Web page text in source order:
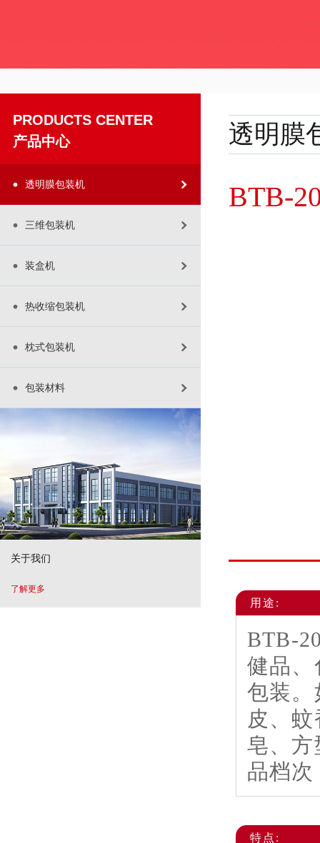
PRODUCTS CENTER
产品中心
透明膜包装机
三维包装机
装盒机
热收缩包装机
枕式包装机
包装材料
关于我们
了解更多
透明膜
BTB-
用途:
BTB-
健品、
包装。
皮、
皂、方
品档
特点: